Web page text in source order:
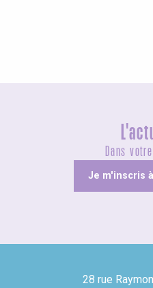
Dans
Je m'inscris
28 rue